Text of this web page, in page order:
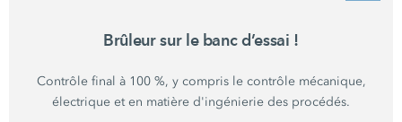
Brûleur sur le bancd’essai !
Contrôle final à 100 %, y compris le contrôle mécanique,
électrique et en matière d'ingénierie des procédés.